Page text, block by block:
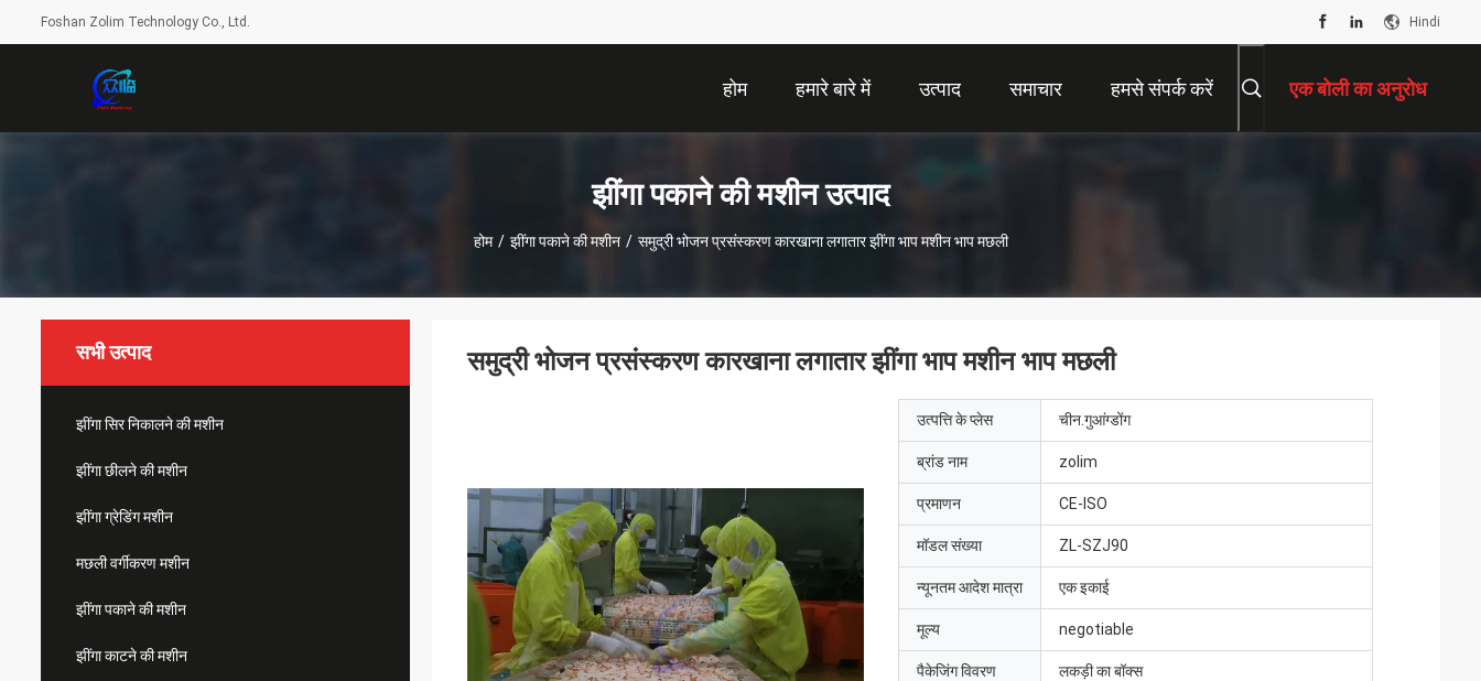
Foshan Zolim Technology Co., Ltd. Hindi
होम हमारे बारे में उत्पाद समाचार हमसे संपर्क करें एक बोली का अनुरोध
झींगा पकाने की मशीन उत्पाद
होम / झींगा पकाने की मशीन / समुद्री भोजन प्रसंस्करण कारखाना लगातार झींगा भाप मशीन भाप मछली
सभी उत्पाद
झींगा सिर निकालने की मशीन
झींगा छीलने की मशीन
झींगा ग्रेडिंग मशीन
मछली वर्गीकरण मशीन
झींगा पकाने की मशीन
झींगा काटने की मशीन
समुद्री भोजन प्रसंस्करण कारखाना लगातार झींगा भाप मशीन भाप मछली
उत्पत्ति के प्लेस चीन.गुआंग्डोंग
ब्रांड नाम zolim
प्रमाणन CE-ISO
मॉडल संख्या ZL-SZJ90
न्यूनतम आदेश मात्रा एक इकाई
मूल्य negotiable
पैकेजिंग विवरण लकड़ी का बॉक्स